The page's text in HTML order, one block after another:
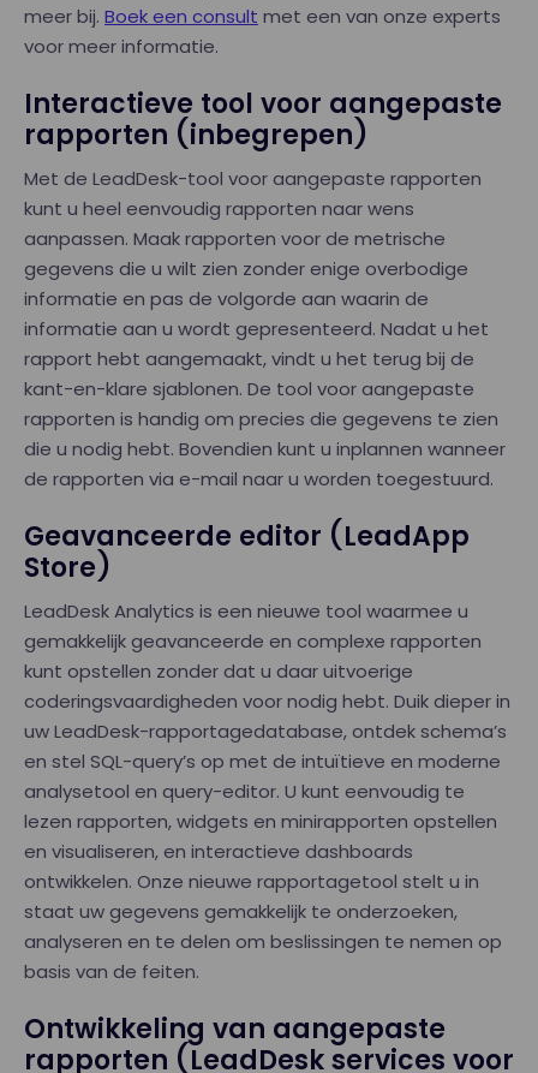
meer bij. Boek een consult met een van onze experts
voor meer informatie.
Interactieve tool voor aangepaste
rapporten (inbegrepen)
Met de LeadDesk-tool voor aangepaste rapporten
kunt u heel eenvoudig rapporten naar wens
aanpassen. Maak rapporten voor de metrische
gegevens die u wilt zien zonder enige overbodige
informatie en pas de volgorde aan waarin de
informatie aan u wordt gepresenteerd. Nadat u het
rapport hebt aangemaakt, vindt u het terug bij de
kant-en-klare sjablonen. De tool voor aangepaste
rapporten is handig om precies die gegevens te zien
die u nodig hebt. Bovendien kunt u inplannen wanneer
de rapporten via e-mail naar u worden toegestuurd.
Geavanceerde editor (LeadApp
Store)
LeadDesk Analytics is een nieuwe tool waarmee u
gemakkelijk geavanceerde en complexe rapporten
kunt opstellen zonder dat u daar uitvoerige
coderingsvaardigheden voor nodig hebt. Duik dieper in
uw LeadDesk-rapportagedatabase, ontdek schema’s
en stel SQL-query’s op met de intuïtieve en moderne
analysetool en query-editor. U kunt eenvoudig te
lezen rapporten, widgets en minirapporten opstellen
en visualiseren, en interactieve dashboards
ontwikkelen. Onze nieuwe rapportagetool stelt u in
staat uw gegevens gemakkelijk te onderzoeken,
analyseren en te delen om beslissingen te nemen op
basis van de feiten.
Ontwikkeling van aangepaste
rapporten (LeadDesk services voor